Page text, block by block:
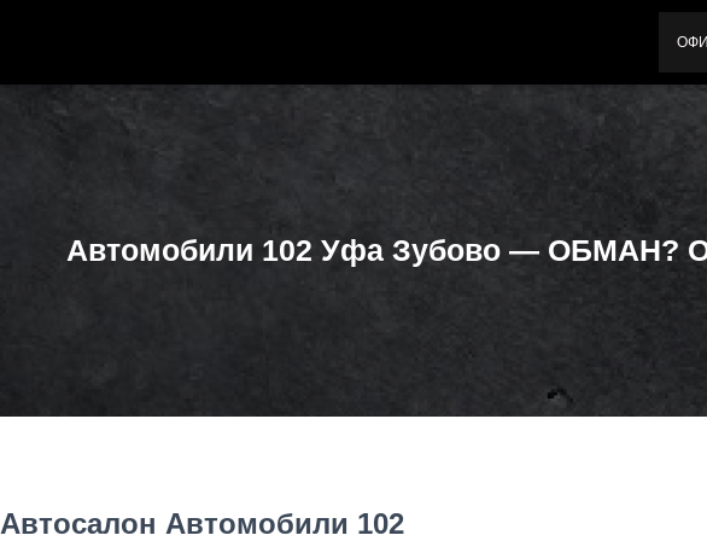
Автомобили 102 Уфа Зубово — ОБМАН?
Автосалон Автомобили 102